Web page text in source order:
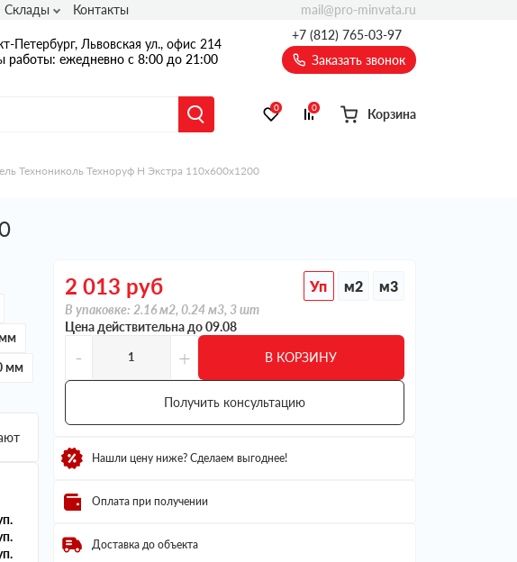
Петербург, Львовская ул., офис 214
работы: ежедневно с 8:00 до 21:00
+7 (812) 765-03-97
Заказать звонок
0 0 Корзина
Склады Контакты mail@pro-minvata.ru
Технониколь Техноруф Н Экстра 110х600х1200
мм
2 013 руб Уп м2 м3
В упаковке: 2.16 м2, 0.24 м3, 3 шт
Цена действительна до 09.08
- + В КОРЗИНУ
Получить консультацию
Нашли цену ниже? Сделаем выгоднее!
Оплата при получении
Доставка до объекта